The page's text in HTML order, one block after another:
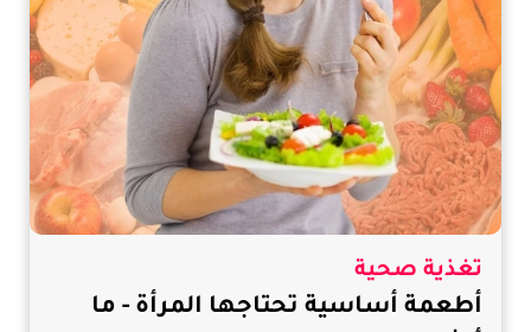
تغذية صحية
أطعمة أساسية تحتاجها المرأة - ما